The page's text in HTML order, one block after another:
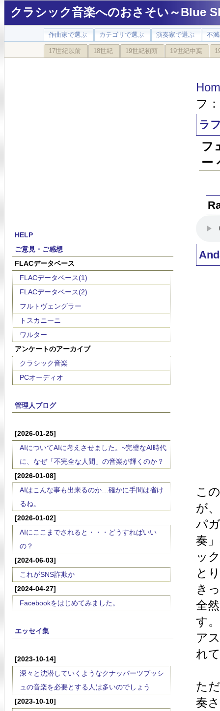
クラシック音楽へのおさそい～Blue
作曲家で選ぶ カテゴリで選ぶ 演奏家で選ぶ 不
17世紀以前 18世紀 19世紀初頭 19世紀中葉
HELP
ご意見・ご感想
FLACデータベース
FLACデータベース(1)
FLACデータベース(2)
フルトヴェングラー
トスカニーニ
ワルター
アンケートのアーカイブ
クラシック音楽
PCオーディオ
管理人ブログ
[2026-01-25]
AIについてAIに考えさせました。~完璧なAI時代
に、なぜ「不完全な人間」の音楽が輝くのか？
[2026-01-08]
AIはこんな事も出来るのか…確かに手間は省け
るね。
[2026-01-02]
AIにここまでされると・・・どうすればいい
の？
[2024-06-03]
これがSNS詐欺か
[2024-04-27]
Facebookをはじめてみました。
エッセイ集
[2023-10-14]
深々と沈潜していくようなクナッパーツブッシ
ュの音楽を必要とする人は多いのでしょう
[2023-10-10]
フ
ラ
フ
ー
こ
が
パ
奏
ッ
と
き
全
す
ア
れ
た
奏